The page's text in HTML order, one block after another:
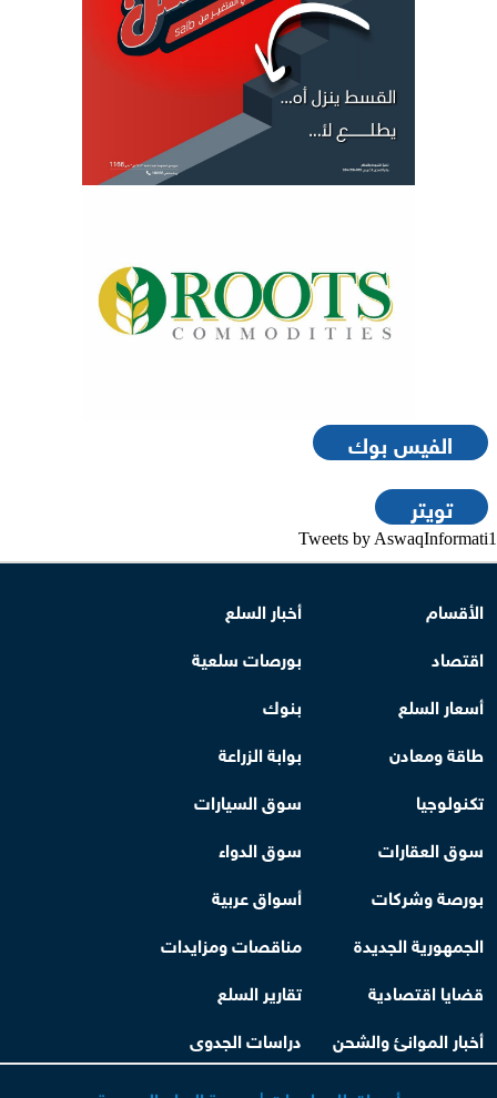
الفيس بوك
تويتر
Tweets by AswaqInformati1
الأقسام
أخبار السلع
اقتصاد
بورصات سلعية
أسعار السلع
بنوك
طاقة ومعادن
بوابة الزراعة
تكنولوجيا
سوق السيارات
سوق العقارات
سوق الدواء
بورصة وشركات
أسواق عربية
الجمهورية الجديدة
مناقصات ومزايدات
قضايا اقتصادية
تقارير السلع
أخبار الموانئ والشحن
دراسات الجدوى